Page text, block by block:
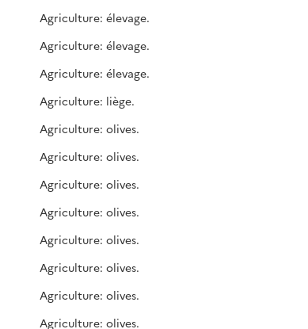
Agriculture: élevage.
Agriculture: élevage.
Agriculture: élevage.
Agriculture: liège.
Agriculture: olives.
Agriculture: olives.
Agriculture: olives.
Agriculture: olives.
Agriculture: olives.
Agriculture: olives.
Agriculture: olives.
Agriculture: olives.